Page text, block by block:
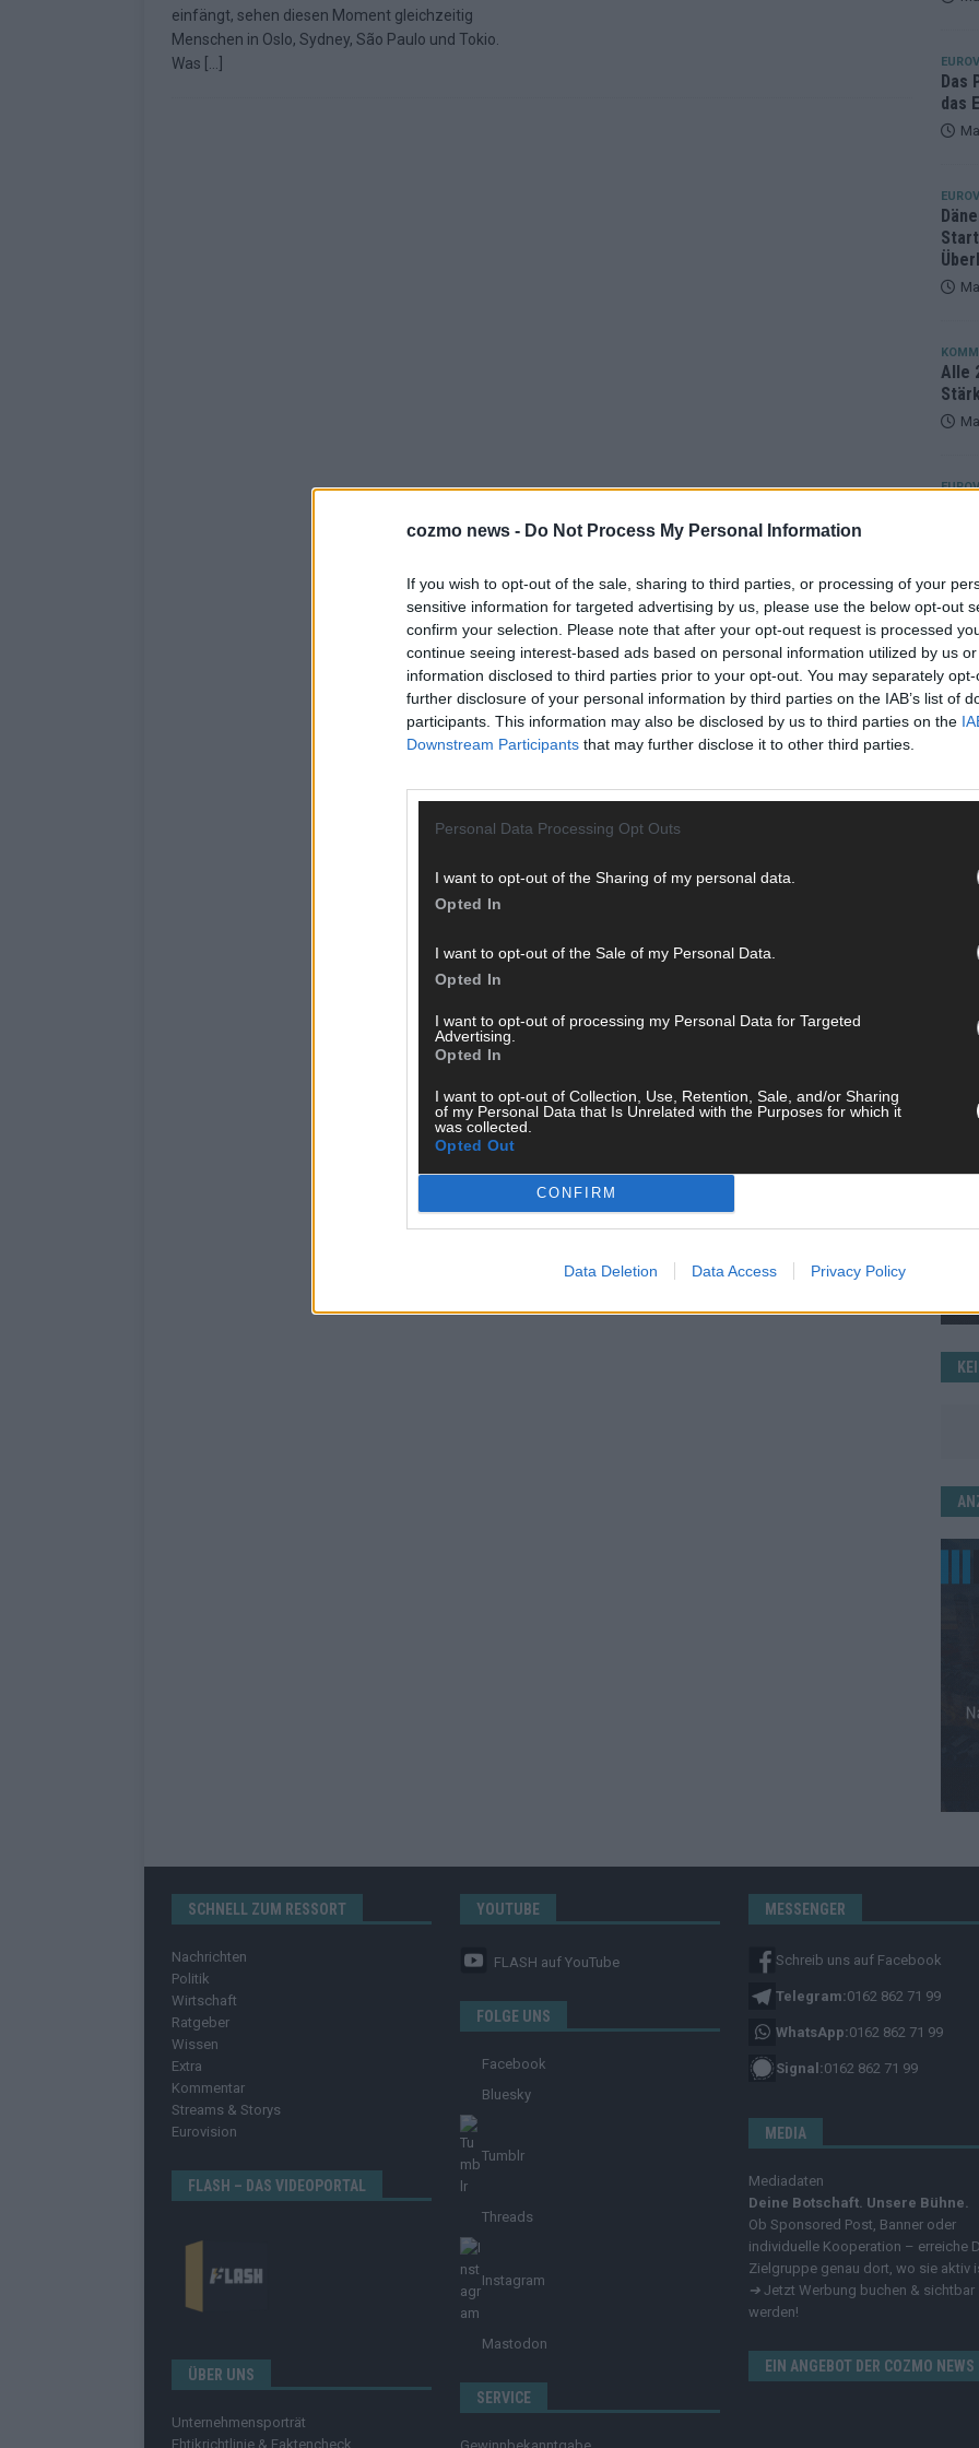
cozmo news - Do Not Process My Personal Information
If you wish to opt-out of the sale, sharing to third parties, or processing of your
sensitive information for targeted advertising by us, please use the below opt-out
confirm your selection. Please note that after your opt-out request is processed
continue seeing interest-based ads based on personal information utilized by us
information disclosed to third parties prior to your opt-out. You may separately
further disclosure of your personal information by third parties on the IAB’s list of
participants. This information may also be disclosed by us to third parties on the
Downstream Participants that may further disclose it to other third parties.
Personal Data Processing Opt Outs
I want to opt-out of the Sharing of my personal data.
Opted In
I want to opt-out of the Sale of my Personal Data.
Opted In
I want to opt-out of processing my Personal Data for Targeted
Advertising.
Opted In
I want to opt-out of Collection, Use, Retention, Sale, and/or Sharing
of my Personal Data that Is Unrelated with the Purposes for which it
was collected.
Opted Out
CONFIRM
Data Deletion Data Access Privacy Policy
[ Mai 2026 ] ESC 2026: Ein Sieger, der klar überzeugt – und eine Debatte, die nicht aufhört
einfängt, sehen diesen Moment gleichzeitig
Menschen in Oslo, Sydney, São Paulo und Tokio.
Was
Das
das
Alle
SCHNELL ZUM RESSORT
Nachrichten
Politik
Wirtschaft
Ratgeber
Wissen
Extra
Kommentar
Streams & Storys
Eurovision
FLASH – DAS VIDEOPORTAL
ÜBER UNS
Unternehmensporträt
Ehtikrichtlinie & Faktencheck
YOUTUBE
FLASH auf YouTube
FOLGE UNS
Facebook
Bluesky
Tumblr
Threads
Instagram
Mastodon
SERVICE
MESSENGER
Schreib uns auf Facebook
Telegram:0162 862 71 99
WhatsApp:0162 862 71 99
Signal:0162 862 71 99
MEDIA
Mediadaten
Deine Botschaft. Unsere Bühne.
Ob Sponsored Post, Banner oder
individuelle Kooperation – erreiche
Zielgruppe genau dort, wo sie aktiv
➔ Jetzt Werbung buchen & sichtbar
werden!
EIN ANGEBOT DER COZMO NEWS